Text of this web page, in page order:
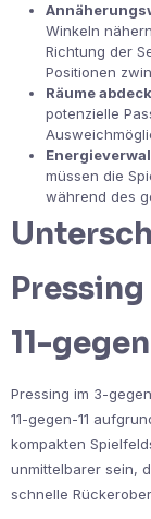
Winkeln
Richtung der
Positionen
Räume
potenzielle
müssen die
während des
11-
Pressing im 3-
11-gegen-11
kompakten
unmittelbarer sein,
schnelle